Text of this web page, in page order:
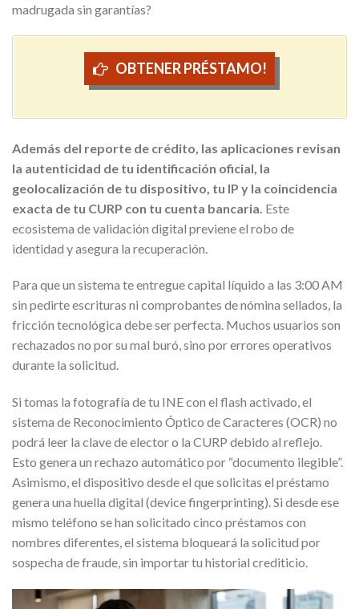
madrugada sin garantías?
OBTENER PRÉSTAMO!
Además del reporte de crédito, las aplicaciones revisan
la autenticidad de tu identificación oficial, la
geolocalización de tu dispositivo, tu IP y la coincidencia
exacta de tu CURP con tu cuenta bancaria. Este
ecosistema de validación digital previene el robo de
identidad y asegura la recuperación.
Para que un sistema te entregue capital líquido a las 3:00 AM
sin pedirte escrituras ni comprobantes de nómina sellados, la
fricción tecnológica debe ser perfecta. Muchos usuarios son
rechazados no por su mal buró, sino por errores operativos
durante la solicitud.
Si tomas la fotografía de tu INE con el flash activado, el
sistema de Reconocimiento Óptico de Caracteres (OCR) no
podrá leer la clave de elector o la CURP debido al reflejo.
Esto genera un rechazo automático por “documento ilegible”.
Asimismo, el dispositivo desde el que solicitas el préstamo
genera una huella digital (device fingerprinting). Si desde ese
mismo teléfono se han solicitado cinco préstamos con
nombres diferentes, el sistema bloqueará la solicitud por
sospecha de fraude, sin importar tu historial crediticio.